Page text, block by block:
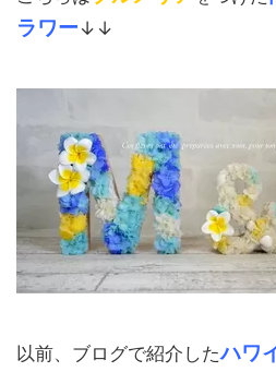
ラワー ↓↓
以前、ブログで紹介したハワ